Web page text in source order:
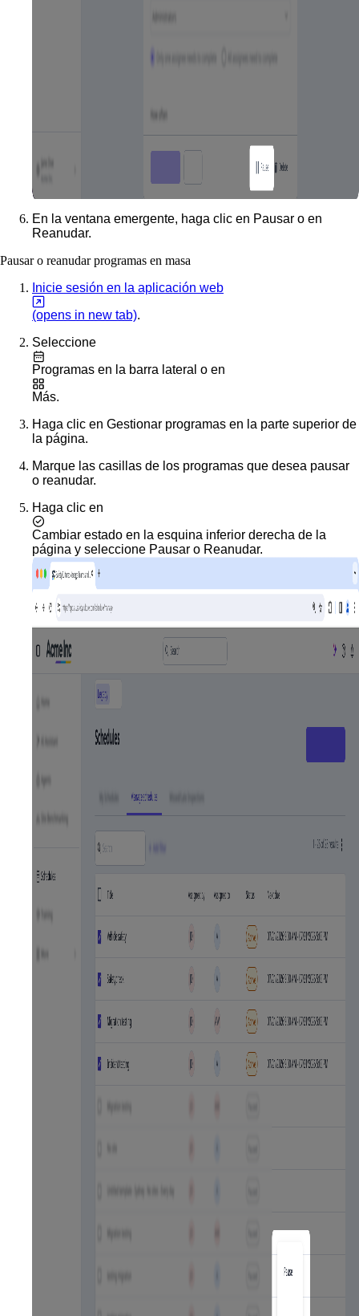
En la ventana emergente, haga clic en Pausar o en
Reanudar.
Pausar o reanudar programas en masa
Inicie sesión en la aplicación web
(opens in new tab).
Seleccione
Programas en la barra lateral o en
Más.
Haga clic en Gestionar programas en la parte superior de
la página.
Marque las casillas de los programas que desea pausar
o reanudar.
Haga clic en
Cambiar estado en la esquina inferior derecha de la
página y seleccione Pausar o Reanudar.